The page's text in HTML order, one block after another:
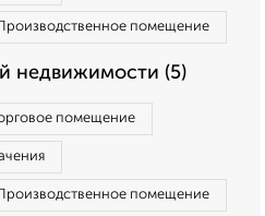
помещение
недвижимости (5)
помещение
помещение